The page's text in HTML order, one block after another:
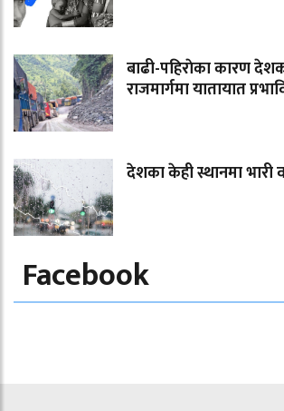
बाढी-पहिराेका कारण
राजमार्गमा यातायात
देशका केही स्थानमा भारी
Facebook